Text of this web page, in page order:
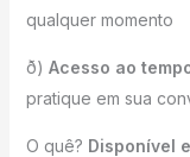
qualquer momento
ð) Acesso ao
pratique em sua
O quê? Disponível